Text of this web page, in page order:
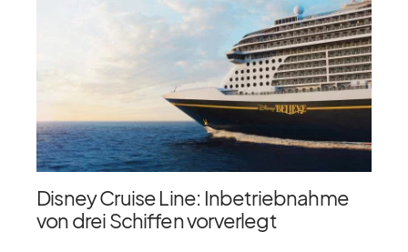
Disney Cruise Line: Inbetriebnahme
von drei Schiffen vorverlegt